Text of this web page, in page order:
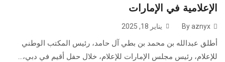
الإعلامية في الإمارات
يناير 18, 2025
أطلق عبدالله بن محمد بن بطي آل حامد، رئيس المكتب الوطني
للإعلام، رئيس مجلس الإمارات للإعلام، خلال حفل أقيم في دبي،...